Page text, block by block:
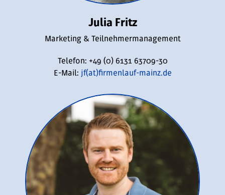
Julia Fritz
Marketing & Teilnehmermanagement
Telefon: +49 (0) 6131 63709-30
E-Mail: jf(at)firmenlauf-mainz.de